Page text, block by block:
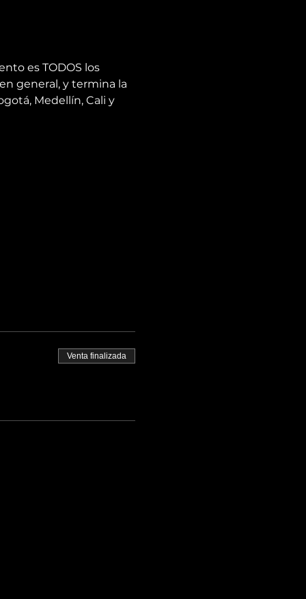
es TODOS los
general, y termina la
Medellín, Cali y
Venta finalizada